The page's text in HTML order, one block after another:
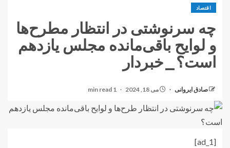
اقتصاد
چه سرنوشتی در انتظار مطرح‌ها
و لوایح باقی‌مانده مجلس یازدهم
است؟_خبردار
صادق ایروانی می 18, 2024 1 min read
[ad_1]